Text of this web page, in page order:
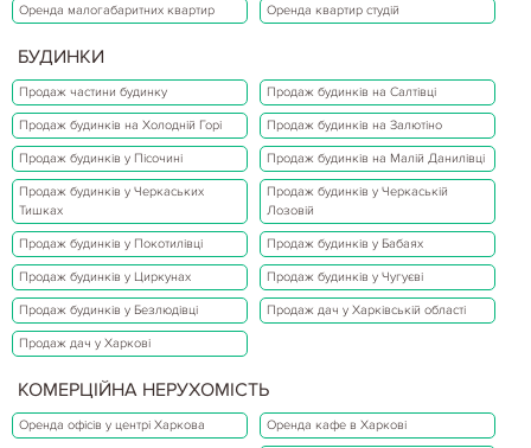
Оренда малогабаритних квартир Оренда квартир студій
БУДИНКИ
Продаж частини будинку Продаж будинків на Салтівці
Продаж будинків на Холодній Горі Продаж будинків на Залютіно
Продаж будинків у Пісочині Продаж будинків на Малій Данилівці
Продаж будинків у Черкаських
Тишках
Продаж будинків у Черкаській
Лозовій
Продаж будинків у Покотилівці Продаж будинків у Бабаях
Продаж будинків у Циркунах Продаж будинків у Чугуєві
Продаж будинків у Безлюдівці Продаж дач у Харківській області
Продаж дач у Харкові
КОМЕРЦІЙНА НЕРУХОМІСТЬ
Оренда офісів у центрі Харкова Оренда кафе в Харкові